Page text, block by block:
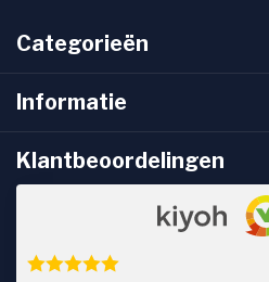
Categorieën
Informatie
Klantbeoordelingen